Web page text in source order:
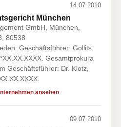
14.07.2010
München
GmbH, München,
80538
Geschäftsführer: Gollits,
Gesamtprokura
Geschäftsführer: Dr. Klotz,
ansehen
09.07.2010